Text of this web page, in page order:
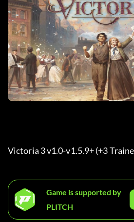
Victoria 3 v1.0-v1.5.9+ (+3
Game is supported by
PLITCH